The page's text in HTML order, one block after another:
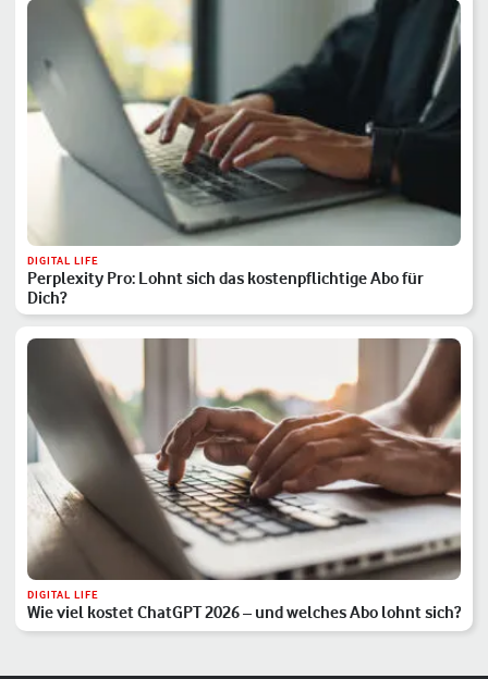
DIGITAL LIFE
Perplexity Pro: Lohnt sich das kostenpflichtige Abo für
Dich?
DIGITAL LIFE
Wie viel kostet ChatGPT 2026 – und welches Abo lohnt sich?